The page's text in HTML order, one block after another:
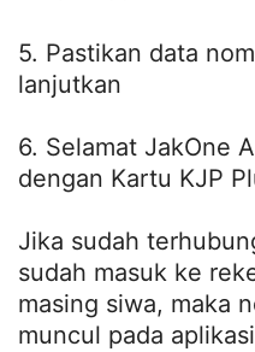
5. Pastikan data
lanjutkan
6. Selamat JakOne
dengan Kartu KJP
Jika sudah
sudah masuk ke
masing siwa, maka
muncul pada